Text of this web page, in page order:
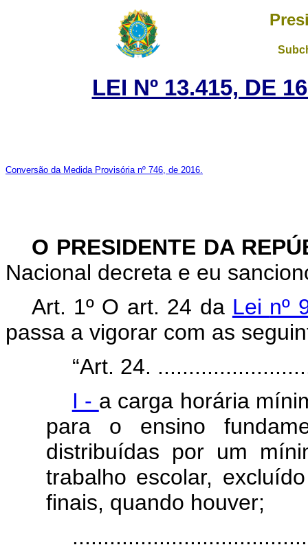
LEI Nº 13.415, DE
Conversão da Medida Provisória nº 746, de 2016.
O PRESIDENTE DA
Nacional decreta e eu
Art. 1º O art. 24 da Lei nº
passa a vigorar com as
“Art. 24.
I - a carga horária
para o ensino
distribuídas por um
trabalho escolar,
finais, quando houver;